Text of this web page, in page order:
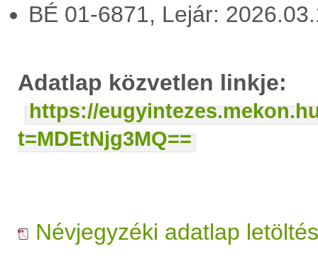
BÉ 01-6871, Lejár:
Adatlap közvetlen linkje:
https://
t=MDEtNjg3MQ==
Névjegyzéki adatlap